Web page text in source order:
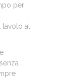
per
al